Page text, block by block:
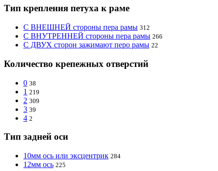
Тип крепления петуха к раме
С ВНЕШНЕЙ стороны пера рамы 312
С ВНУТРЕННЕЙ стороны пера рамы 266
С ДВУХ сторон зажимают перо рамы 22
Количество крепежных отверстий
0 38
1 219
2 309
3 39
4 2
Тип задней оси
10мм ось или эксцентрик 284
12мм ось 225